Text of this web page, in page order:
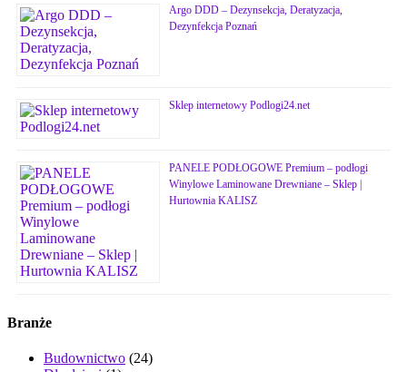
Argo DDD – Dezynsekcja, Deratyzacja,
Dezynfekcja Poznań
Sklep internetowy Podlogi24.net
PANELE PODŁOGOWE Premium – podłogi
Winylowe Laminowane Drewniane – Sklep |
Hurtownia KALISZ
Branże
Budownictwo (24)